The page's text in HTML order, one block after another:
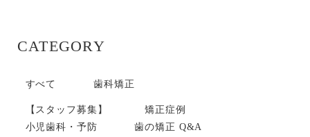
CATEGORY
すべて 歯科矯正
【スタッフ募集】
矯正症例
小児歯科・予防
歯の矯正 Q&A